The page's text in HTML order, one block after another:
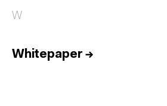
W
Whitepaper→